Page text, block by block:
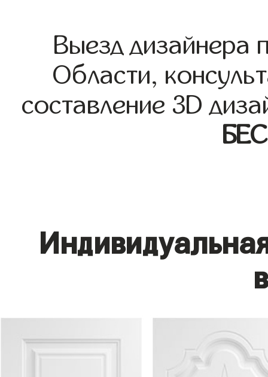
Выезд дизайнера
Области,
составление 3D